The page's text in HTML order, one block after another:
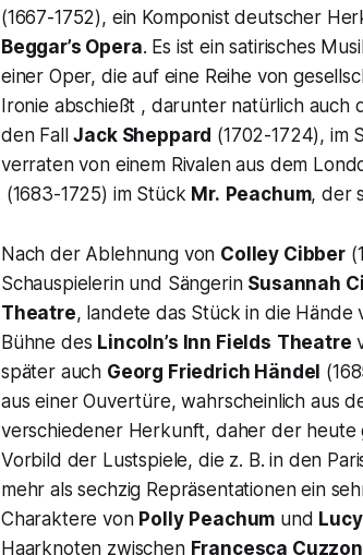
(1667-1752), ein Komponist deutscher
Beggar’s Opera. Es ist ein satirisches
einer Oper, die auf eine Reihe von
Ironie abschießt , darunter natürlich auch
den FallJack Sheppard (1702-1724), im
verraten von einem Rivalen aus dem
(1683-1725) im Stück Mr. Peachum, der
Nach der Ablehnung von Colley Cibber
Schauspielerin und Sängerin Susannah
Theatre, landete das Stück in die Hände
Bühne des Lincoln’s Inn Fields Theatre
später auch Georg Friedrich Händel
aus einer Ouvertüre, wahrscheinlich aus
verschiedener Herkunft, daher der
Vorbild der Lustspiele, die z. B. in den
mehr als sechzig Repräsentationen ein
Charaktere von Polly Peachum und
Haarknoten zwischen Francesca